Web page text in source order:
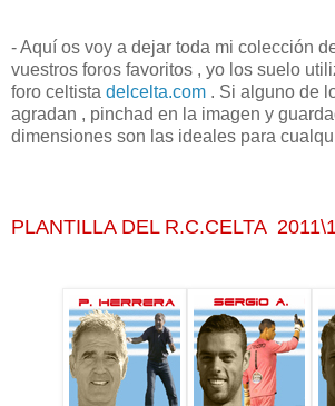
- Aquí os voy a dejar toda mi colección
vuestros foros favoritos , yo los suelo
foro celtista delcelta.com . Si alguno de
agradan , pinchad en la imagen y
dimensiones son las ideales para
PLANTILLA DEL R.C.CELTA